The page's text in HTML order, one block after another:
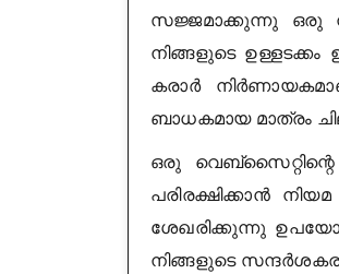
സജ്ജമാക്കുന്നു ഒരു
നിങ്ങളുടെ
കരാർ
ബാധകമായ മാത്രം
ഒരു
പരിരക്ഷിക്കാൻ
ശേഖരിക്കുന്നു
നിങ്ങളുടെ